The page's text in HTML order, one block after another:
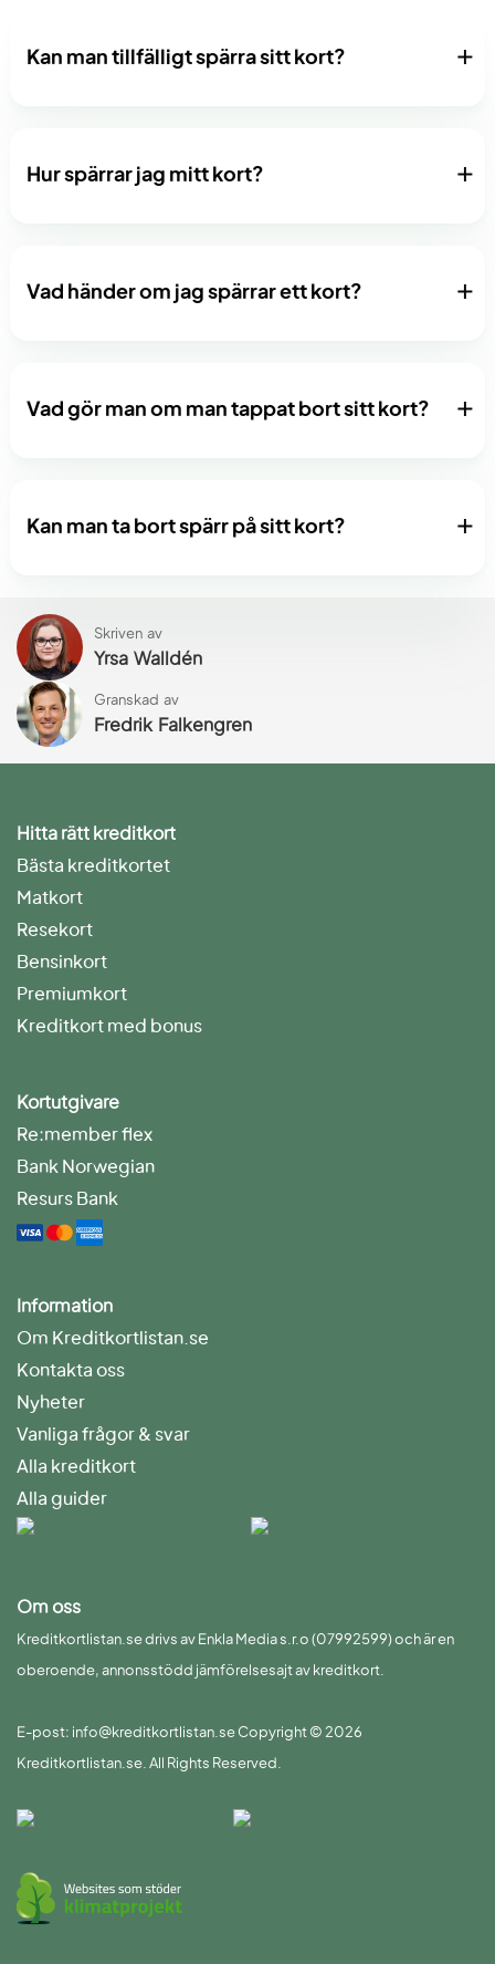
Kan man tillfälligt spärra sitt kort?
Hur spärrar jag mitt kort?
Vad händer om jag spärrar ett kort?
Vad gör man om man tappat bort sitt kort?
Kan man ta bort spärr på sitt kort?
Skriven av
Yrsa Walldén
Granskad av
Fredrik Falkengren
Hitta rätt kreditkort
Bästa kreditkortet
Matkort
Resekort
Bensinkort
Premiumkort
Kreditkort med bonus
Kortutgivare
Re:member flex
Bank Norwegian
Resurs Bank
Information
Om Kreditkortlistan.se
Kontakta oss
Nyheter
Vanliga frågor & svar
Alla kreditkort
Alla guider
Om oss
Kreditkortlistan.se drivs av Enkla Media s.r.o (07992599) och är en
oberoende, annonsstödd jämförelsesajt av kreditkort.
E-post: info@kreditkortlistan.se Copyright © 2026
Kreditkortlistan.se. All Rights Reserved.